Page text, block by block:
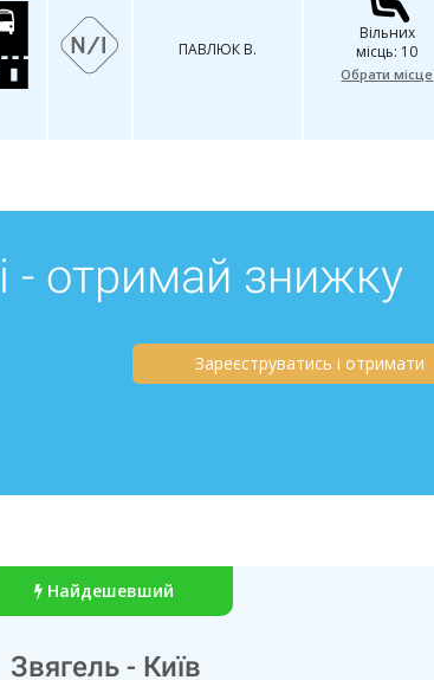
ПАВЛЮК В.
Вільних
місць: 10
Обрати місце
- отримай знижку
Зареєструватись і отримати
Найдешевший
Звягель - Київ